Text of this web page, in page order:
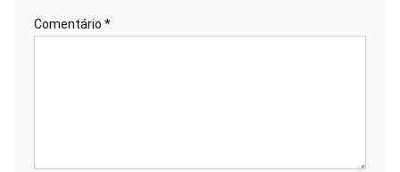
Comentário *